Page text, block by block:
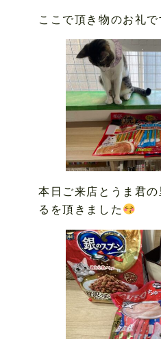
ここで頂き物のお礼で
本日ご来店とうま君
るを頂きました